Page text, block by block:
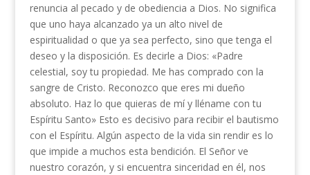
renuncia al pecado y de obediencia a Dios. No significa
que uno haya alcanzado ya un alto nivel de
espiritualidad o que ya sea perfecto, sino que tenga el
deseo y la disposición. Es decirle a Dios: «Padre
celestial, soy tu propiedad. Me has comprado con la
sangre de Cristo. Reconozco que eres mi dueño
absoluto. Haz lo que quieras de mí y lléname con tu
Espíritu Santo» Esto es decisivo para recibir el bautismo
con el Espíritu. Algún aspecto de la vida sin rendir es lo
que impide a muchos esta bendición. El Señor ve
nuestro corazón, y si encuentra sinceridad en él, nos